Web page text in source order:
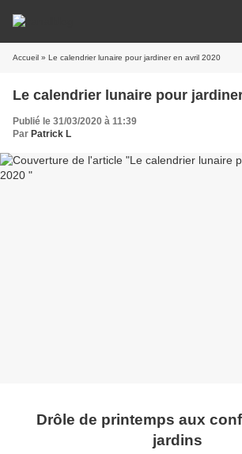
Accueil » Le calendrier lunaire pour jardiner en avril 2020
Le calendrier lunaire pour
Publié le 31/03/2020 à 11:39
Par Patrick L
Drôle de printemps aux
jardins